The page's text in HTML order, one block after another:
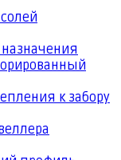
к забору